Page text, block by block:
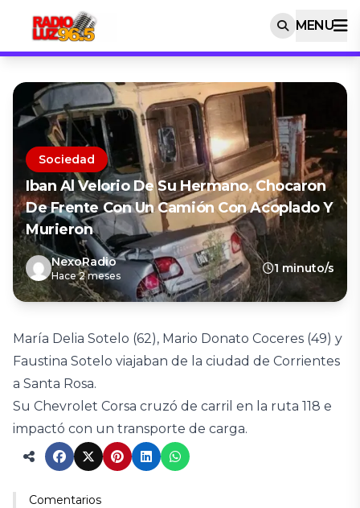
MENU
Sociedad
Iban Al Velorio De Su Hermano, Chocaron
De Frente Con Un Camión Con Acoplado Y
Murieron
NexoRadio
Hace 2 meses
1 minuto/s
María Delia Sotelo (62), Mario Donato Coceres (49) y
Faustina Sotelo viajaban de la ciudad de Corrientes
a Santa Rosa.
Su Chevrolet Corsa cruzó de carril en la ruta 118 e
impactó con un transporte de carga.
Comentarios